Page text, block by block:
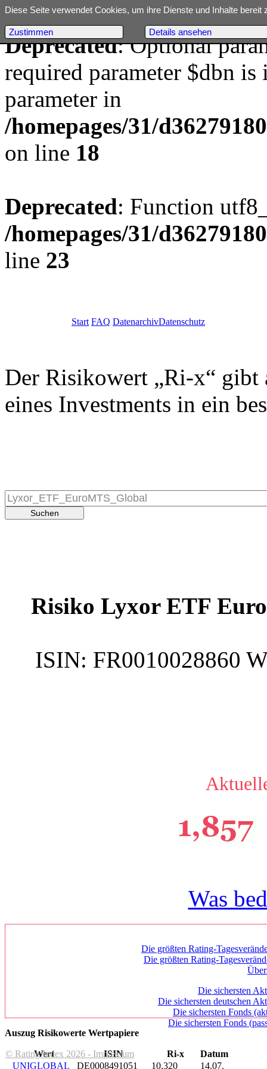
Deprecated: Optional
required parameter $dbn
parameter in
/homepages/31/
on line 18
Deprecated: Function
/homepages/31/
line 23
Start FAQ DatenarchivDatenschutz
Der Risikowert „Ri-x“ gibt
eines Investments in ein
Risiko Lyxor ETF
ISIN: FR0010028860
Was
Die größten Rating-
Die größten Rating-
Die sichersten
Die sichersten deutschen
Die sichersten Fonds
Die sichersten Fonds
© Rating Index 2026 - Impressum
Diese Seite verwendet Cookies, um ihre Dienste und Inhalte
Zustimmen Details ansehen
Auszug Risikowerte Wertpapiere
Wert ISIN Ri-x
Datum
UNIGLOBAL
DE0008491051 10,320
14.07.